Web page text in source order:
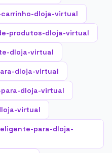
dloja-virtual
produtos-dloja-virtual
dloja-virtual
dloja-virtual
dloja-virtual
virtual
para-dloja-